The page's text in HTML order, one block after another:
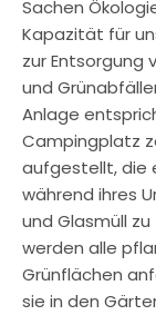
Sachen
Kapazität für
zur Entsorgung
und
Anlage
Campingplatz
aufgestellt, die
während ihres
und Glasmüll
werden alle
Grünflächen
sie in den